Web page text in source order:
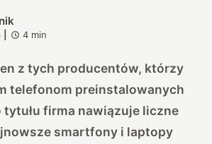
4 min
z tych producentów, którzy
telefonom preinstalowanych
tytułu firma nawiązuje liczne
smartfony i laptopy